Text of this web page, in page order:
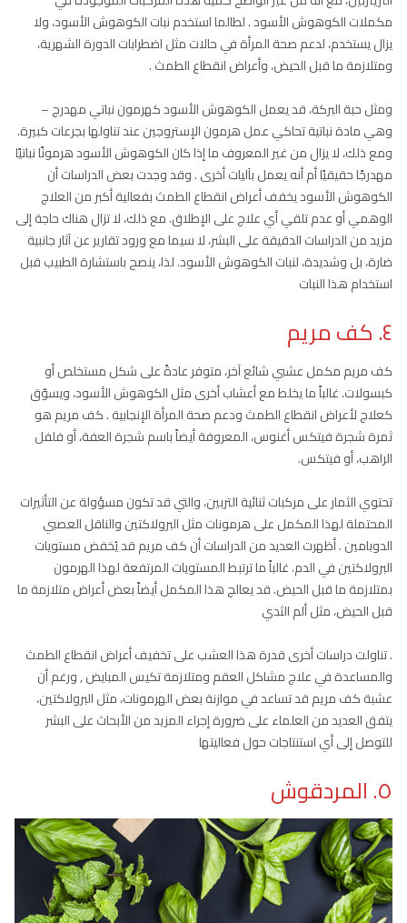
مكملات الكوهوش الأسود . لطالما استخدم نبات الكوهوش الأسود، ولا
يزال يستخدم، لدعم صحة المرأة في حالات مثل اضطرابات الدورة الشهرية،
ومتلازمة ما قبل الحيض، وأعراض انقطاع الطمث .
ومثل حبة البركة، قد يعمل الكوهوش الأسود كهرمون نباتي مهدرج –
وهي مادة نباتية تحاكي عمل هرمون الإستروجين عند تناولها بجرعات كبيرة.
ومع ذلك، لا يزال من غير المعروف ما إذا كان الكوهوش الأسود هرمونًا نباتيًا
مهدرجًا حقيقيًا أم أنه يعمل بآليات أخرى . وقد وجدت بعض الدراسات أن
الكوهوش الأسود يخفف أعراض انقطاع الطمث بفعالية أكبر من العلاج
الوهمي أو عدم تلقي أي علاج على الإطلاق. مع ذلك، لا تزال هناك حاجة إلى
مزيد من الدراسات الدقيقة على البشر، لا سيما مع ورود تقارير عن آثار جانبية
ضارة، بل وشديدة، لنبات الكوهوش الأسود. لذا، ينصح باستشارة الطبيب قبل
استخدام هذا النبات
٤. كف مريم
كف مريم مكمل عشبي شائع آخر، متوفر عادةً على شكل مستخلص أو
كبسولات. غالباً ما يخلط مع أعشاب أخرى مثل الكوهوش الأسود، ويسوّق
كعلاج لأعراض انقطاع الطمث ودعم صحة المرأة الإنجابية . كف مريم هو
ثمرة شجرة فيتكس أغنوس، المعروفة أيضاً باسم شجرة العفة، أو فلفل
الراهب، أو فيتكس.
تحتوي الثمار على مركبات ثنائية التربين، والتي قد تكون مسؤولة عن التأثيرات
المحتملة لهذا المكمل على هرمونات مثل البرولاكتين والناقل العصبي
الدوبامين . أظهرت العديد من الدراسات أن كف مريم قد يُخفض مستويات
البرولاكتين في الدم. غالباً ما ترتبط المستويات المرتفعة لهذا الهرمون
بمتلازمة ما قبل الحيض. قد يعالج هذا المكمل أيضاً بعض أعراض متلازمة ما
قبل الحيض، مثل ألم الثدي
. تناولت دراسات أخرى قدرة هذا العشب على تخفيف أعراض انقطاع الطمث
والمساعدة في علاج مشاكل العقم ومتلازمة تكيس المبايض , ورغم أن
عشبة كف مريم قد تساعد في موازنة بعض الهرمونات، مثل البرولاكتين،
يتفق العديد من العلماء على ضرورة إجراء المزيد من الأبحاث على البشر
للتوصل إلى أي استنتاجات حول فعاليتها
٥. المردقوش